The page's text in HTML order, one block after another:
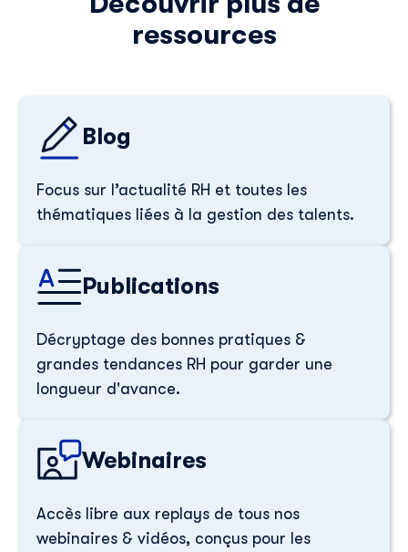
Prénom*
Nom*
ressources
Blog
Focus sur l’actualité RH et toutes les
thématiques liées à la gestion des talents.
Publications
Décryptage des bonnes pratiques &
grandes tendances RH pour garder une
longueur d'avance.
Webinaires
Accès libre aux replays de tous nos
webinaires & vidéos, conçus pour les